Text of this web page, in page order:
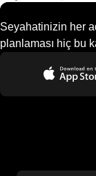
Seyahatinizin her
planlaması hiç bu